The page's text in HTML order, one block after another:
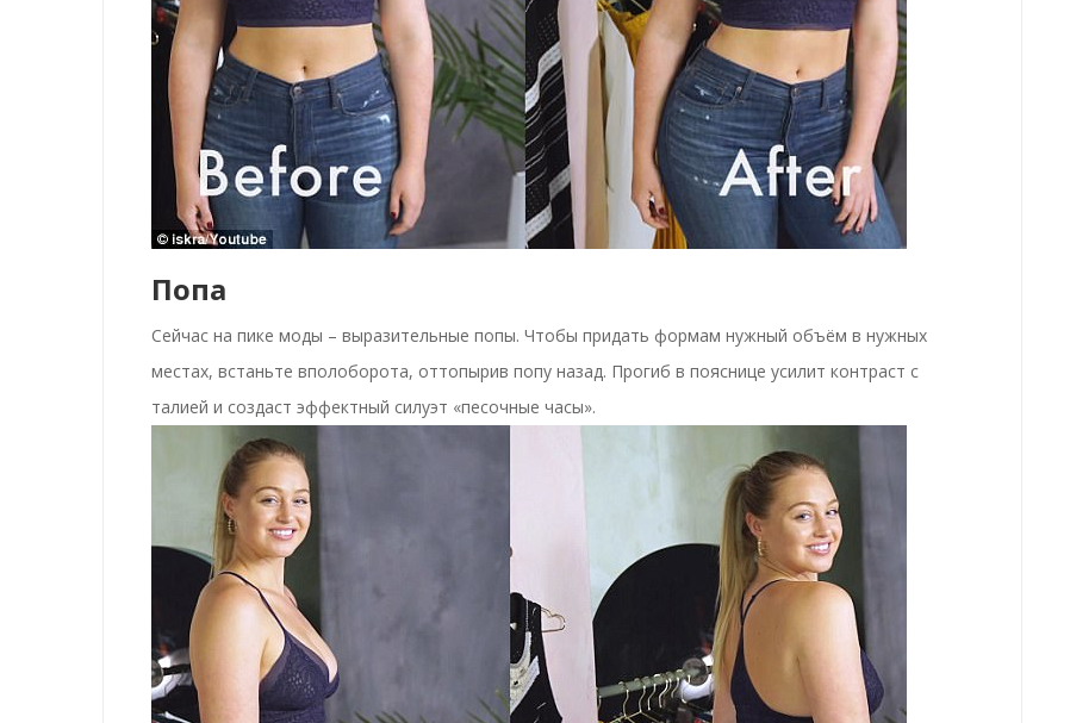
Попа
Сейчас на пике моды – выразительные попы. Чтобы придать формам нужный объём в нужных
местах, встаньте вполоборота, оттопырив попу назад. Прогиб в пояснице усилит контраст с
талией и создаст эффектный силуэт «песочные часы».